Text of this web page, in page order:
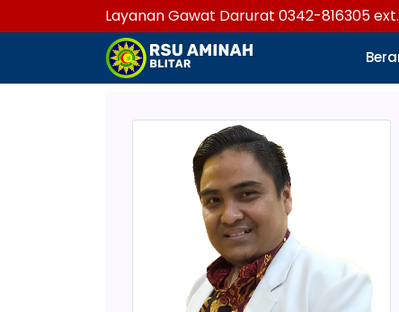
Layanan Gawat Darurat 0342-816305